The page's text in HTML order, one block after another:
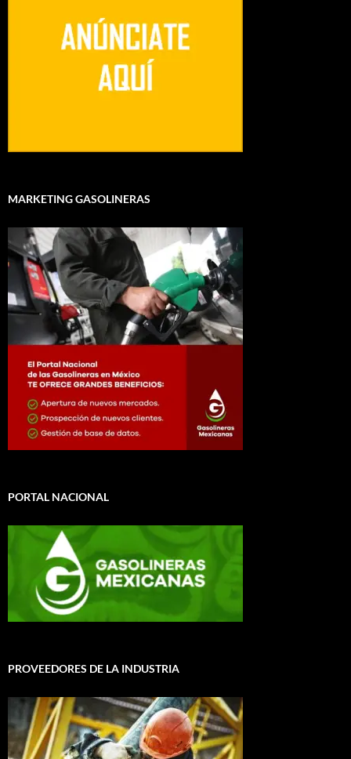
MARKETING GASOLINERAS
PORTAL NACIONAL
PROVEEDORES DE LA INDUSTRIA